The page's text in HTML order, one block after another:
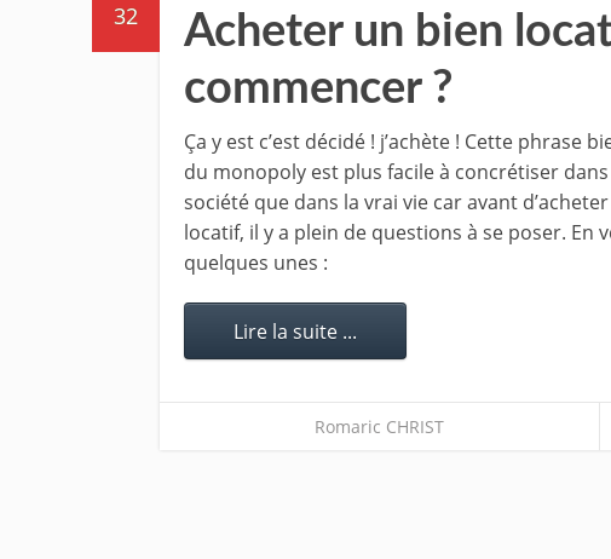
32
Acheter un bien
commencer ?
Ça y est c’est décidé ! j’achète ! Cette phrase
du monopoly est plus facile à concrétiser
société que dans la vrai vie car avant
locatif, il y a plein de questions à se poser. En
quelques unes :
Lire la suite ...
Romaric CHRIST